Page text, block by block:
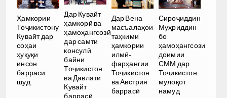
Ҳамкории
Тоҷикистону
Кувайт дар
соҳаи
ҳуқуқи
инсон
баррасӣ
шуд
Дар Кувайт
ҳамкорӣ ва
ҳамоҳангсозӣ
дар самти
консулӣ
байни
Тоҷикистон
ва Давлати
Кувайт
баррасӣ
Дар Вена
масъалаҳои
таҳкими
ҳамкории
илмӣ-
фарҳангии
Тоҷикистон
ва Австрия
баррасӣ
Сироҷиддин
Муҳриддин
бо
ҳамоҳангсози
доимии
СММ дар
Тоҷикистон
мулоқот
намуд